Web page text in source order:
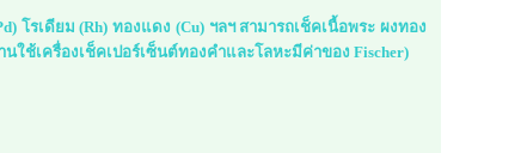
โรเดียม (Rh) ทองแดง (Cu) ฯลฯ สามารถเช็คเนื้อพระ ผงทอง
ใช้เครื่องเช็คเปอร์เซ็นต์ทองคำและโลหะมีค่าของ Fischer)